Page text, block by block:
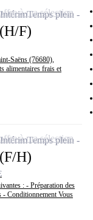
F)
Saëns (76680),
alimentaires frais et
IntérimTemps plein
à ma sélection
H)
: - Préparation des
- Conditionnement Vous
IntérimTemps plein
à ma sélection